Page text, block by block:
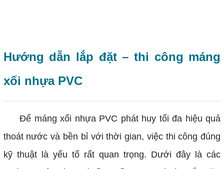
Hướng dẫn lắp đặt – thi công máng
xối nhựa PVC
Để máng xối nhựa PVC phát huy tối đa hiệu quả
thoát nước và bền bỉ với thời gian, việc thi công đúng
kỹ thuật là yếu tố rất quan trọng. Dưới đây là các